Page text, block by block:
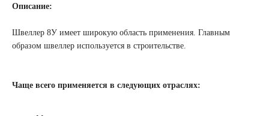
Описание:
Швеллер 8У имеет широкую область применения. Главным
образом швеллер используется в строительстве.
Чаще всего применяется в следующих отраслях: